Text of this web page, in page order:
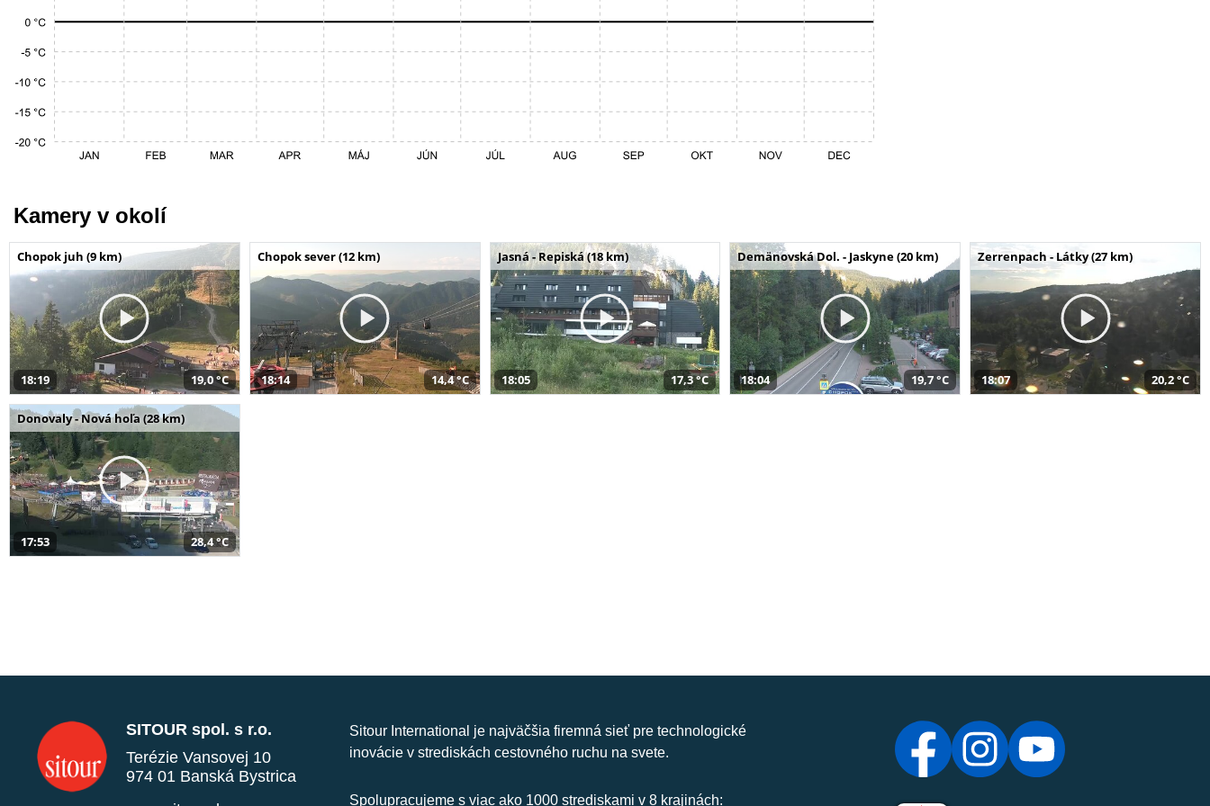
Kamery v okolí
Chopok juh (9 km)
18:19 19,0 °C
Chopok sever (12 km)
18:14 14,4 °C
Jasná - Repiská (18 km)
18:05 17,3 °C
Demänovská Dol. - Jaskyne (20 km)
18:04 19,7 °C
Zerrenpach - Látky (27 km)
18:07 20,2 °C
Donovaly - Nová hoľa (28 km)
17:53 28,4 °C
SITOUR spol. s r.o.
Terézie Vansovej 10
974 01 Banská Bystrica
Sitour International je najväčšia firemná sieť pre technologické
inovácie v strediskách cestovného ruchu na svete.
Spolupracujeme s viac ako 1000 strediskami v 8 krajinách: